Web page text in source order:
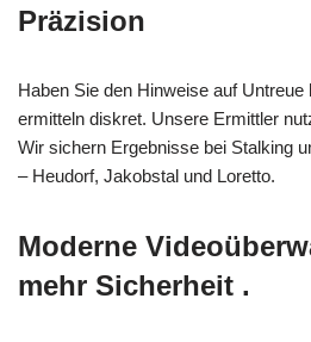
Präzision
Haben Sie den Hinweise auf
ermitteln diskret. Unsere Ermittler
Wir sichern Ergebnisse bei Stalking
– Heudorf, Jakobstal und Loretto.
Moderne
mehr Sicherheit .